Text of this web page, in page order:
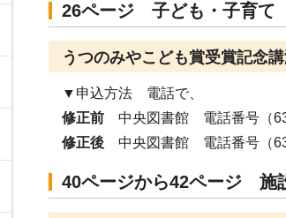
26ページ 子ども・子育て
うつのみやこども賞受賞記念
▼申込方法 電話で、
修正前 中央図書館 電話番号（
修正後 中央図書館 電話番号（
40ページから42ページ 施